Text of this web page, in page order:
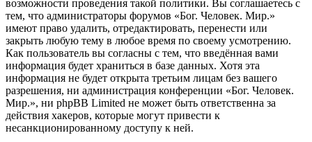
возможности проведения такой политики. Вы соглашаетесь с
тем, что администраторы форумов «Бог. Человек. Мир.»
имеют право удалить, отредактировать, перенести или
закрыть любую тему в любое время по своему усмотрению.
Как пользователь вы согласны с тем, что введённая вами
информация будет храниться в базе данных. Хотя эта
информация не будет открыта третьим лицам без вашего
разрешения, ни администрация конференции «Бог. Человек.
Мир.», ни phpBB Limited не может быть ответственна за
действия хакеров, которые могут привести к
несанкционированному доступу к ней.